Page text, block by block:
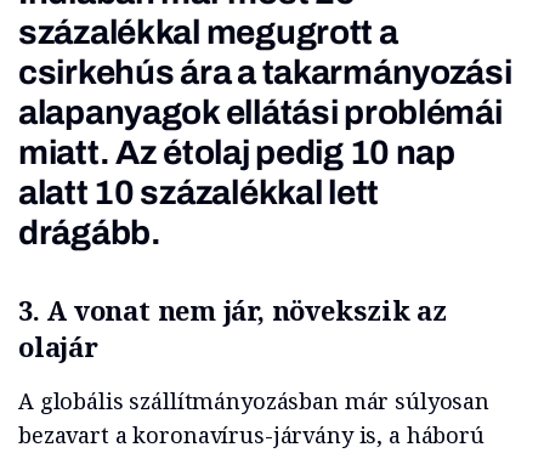
százalékkal megugrott a
csirkehús ára a takarmányozási
alapanyagok ellátási problémái
miatt. Az étolaj pedig 10 nap
alatt 10 százalékkal lett
drágább.
3. A vonat nem jár, növekszik az
olajár
A globális szállítmányozásban már súlyosan
bezavart a koronavírus-járvány is, a háború